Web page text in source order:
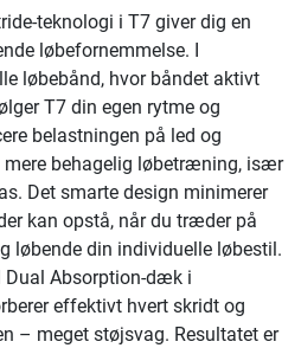
teknologi i T7 giver dig en
løbefornemmelse. I
løbebånd, hvor båndet aktivt
T7 din egen rytme og
belastningen på led og
mere behagelig løbetræning, især
Det smarte design minimerer
kan opstå, når du træder på
løbende din individuelle løbestil.
Dual Absorption-dæk i
effektivt hvert skridt og
– meget støjsvag. Resultatet er